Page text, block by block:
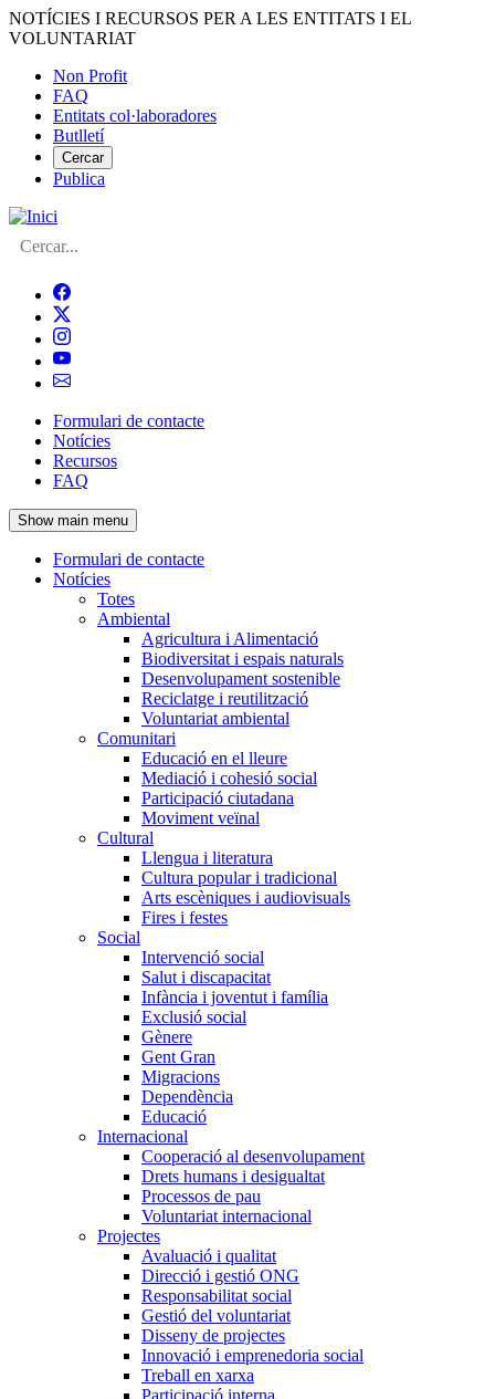
Vés
al
NOTÍCIES I RECURSOS PER A LES ENTITATS I EL
VOLUNTARIAT
Menú
del
compte
d'usuari
Non Profit
FAQ
Entitats col·laboradores
Butlletí
Cercar
Publica
Cerca
Navegació
principal
de
l'encapçalament
Formulari de contacte
Notícies
Recursos
FAQ
Show main menu
Navegació
principal
Formulari de contacte
Notícies
Totes
Ambiental
Agricultura i Alimentació
Biodiversitat i espais naturals
Desenvolupament sostenible
Reciclatge i reutilització
Voluntariat ambiental
Comunitari
Educació en el lleure
Mediació i cohesió social
Participació ciutadana
Moviment veïnal
Cultural
Llengua i literatura
Cultura popular i tradicional
Arts escèniques i audiovisuals
Fires i festes
Social
Intervenció social
Salut i discapacitat
Infància i joventut i família
Exclusió social
Gènere
Gent Gran
Migracions
Dependència
Educació
Internacional
Cooperació al desenvolupament
Drets humans i desigualtat
Processos de pau
Voluntariat internacional
Projectes
Avaluació i qualitat
Direcció i gestió ONG
Responsabilitat social
Gestió del voluntariat
Disseny de projectes
Innovació i emprenedoria social
Treball en xarxa